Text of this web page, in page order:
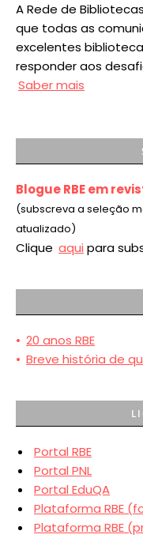
A Rede de
que todas as
excelentes
responder aos
Saber mais
Blogue RBE em
(subscreva a seleção
atualizado)
Clique aqui para
• 20 anos RBE
• Breve história de
Portal RBE
Portal PNL
Portal EduQA
Plataforma RBE
Plataforma RBE